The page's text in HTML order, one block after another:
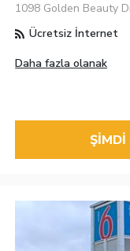
1098 Golden Beauty
Ücretsiz İnternet
Daha fazla olanak
ŞIMDI